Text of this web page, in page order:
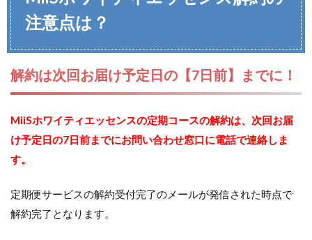
注意点は？
解約は次回お届け予定日の【7日前】までに！
MiiSホワイティエッセンスの定期コースの解約は、次回お届
け予定日の7日前までにお問い合わせ窓口に電話で連絡しま
す。
定期便サービスの解約受付完了のメールが発信された時点で
解約完了となります。